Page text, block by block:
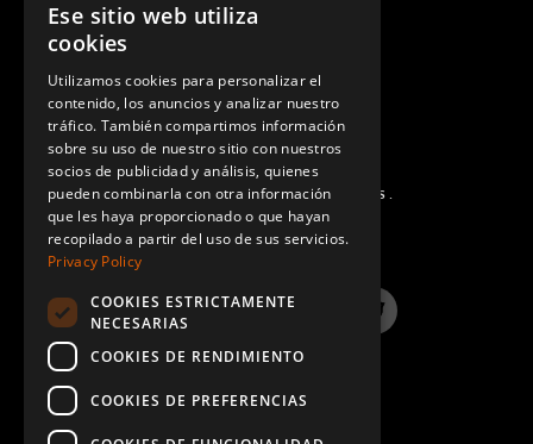
PREGUNTAS MÁS FRECUENTES.
LinkedIn InstagramTwitter
Ese sitio web utiliza
cookies
Utilizamos cookies para personalizar el
contenido, los anuncios y analizar nuestro
tráfico. También compartimos información
sobre su uso de nuestro sitio con nuestros
socios de publicidad y análisis, quienes
pueden combinarla con otra información
que les haya proporcionado o que hayan
recopilado a partir del uso de sus servicios.
Privacy Policy
COOKIES ESTRICTAMENTE
NECESARIAS
COOKIES DE RENDIMIENTO
COOKIES DE PREFERENCIAS